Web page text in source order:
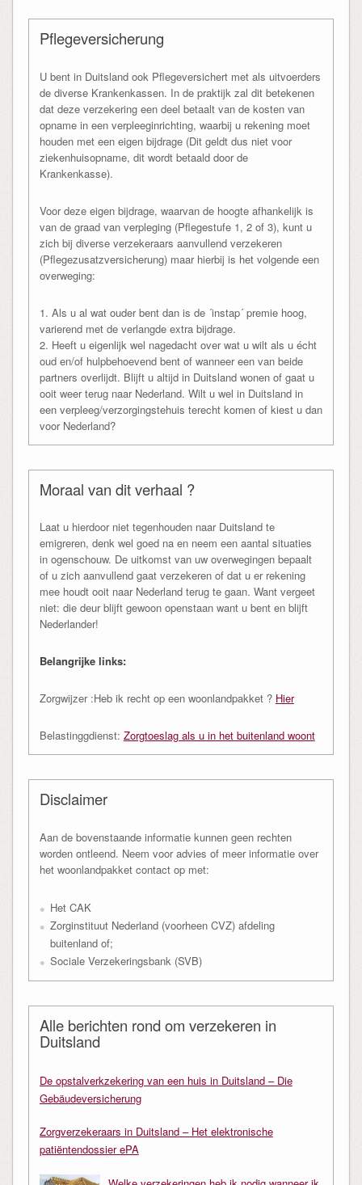
Pflegeversicherung
U bent in Duitsland ook Pflegeversichert met als uitvoerders
de diverse Krankenkassen. In de praktijk zal dit betekenen
dat deze verzekering een deel betaalt van de kosten van
opname in een verpleeginrichting, waarbij u rekening moet
houden met een eigen bijdrage (Dit geldt dus niet voor
ziekenhuisopname, dit wordt betaald door de
Krankenkasse).
Voor deze eigen bijdrage, waarvan de hoogte afhankelijk is
van de graad van verpleging (Pflegestufe 1, 2 of 3), kunt u
zich bij diverse verzekeraars aanvullend verzekeren
(Pflegezusatzversicherung) maar hierbij is het volgende een
overweging:
1. Als u al wat ouder bent dan is de ´instap´ premie hoog,
varierend met de verlangde extra bijdrage.
2. Heeft u eigenlijk wel nagedacht over wat u wilt als u écht
oud en/of hulpbehoevend bent of wanneer een van beide
partners overlijdt. Blijft u altijd in Duitsland wonen of gaat u
ooit weer terug naar Nederland. Wilt u wel in Duitsland in
een verpleeg/verzorgingstehuis terecht komen of kiest u dan
voor Nederland?
Moraal van dit verhaal ?
Laat u hierdoor niet tegenhouden naar Duitsland te
emigreren, denk wel goed na en neem een aantal situaties
in ogenschouw. De uitkomst van uw overwegingen bepaalt
of u zich aanvullend gaat verzekeren of dat u er rekening
mee houdt ooit naar Nederland terug te gaan. Want vergeet
niet: die deur blijft gewoon openstaan want u bent en blijft
Nederlander!
Belangrijke links:
Zorgwijzer :Heb ik recht op een woonlandpakket ? Hier
Belastinggdienst: Zorgtoeslag als u in het buitenland woont
Disclaimer
Aan de bovenstaande informatie kunnen geen rechten
worden ontleend. Neem voor advies of meer informatie over
het woonlandpakket contact op met:
Het CAK
Zorginstituut Nederland (voorheen CVZ) afdeling
buitenland of;
Sociale Verzekeringsbank (SVB)
Alle berichten rond om verzekeren in
Duitsland
De opstalverkzekering van een huis in Duitsland – Die
Gebäudeversicherung
Zorgverzekeraars in Duitsland – Het elektronische
patiëntendossier ePA